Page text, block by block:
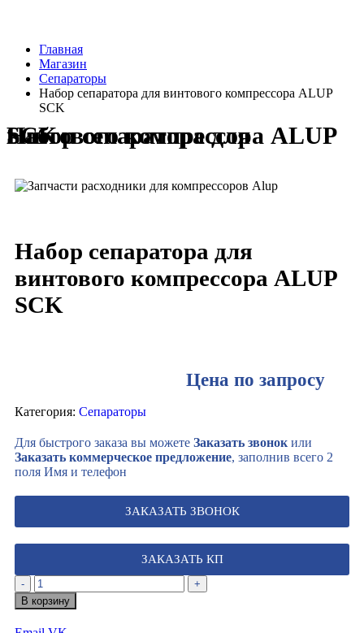
Главная
Магазин
Сепараторы
Набор сепаратора для винтового компрессора ALUP
SCK
Набор сепаратора для винтового компрессора ALUP SCK
Набор сепаратора для
винтового компрессора ALUP
SCK
Цена по запросу
Категория: Сепараторы
Для быстрого заказа вы можете Заказать звонок или
Заказать коммерческое предложение, заполнив всего 2
поля Имя и телефон
ЗАКАЗАТЬ ЗВОНОК
ЗАКАЗАТЬ КП
-
+
В корзину